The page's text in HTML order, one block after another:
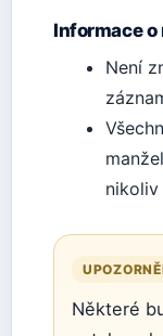
Informace
Není
nikoliv
Některé